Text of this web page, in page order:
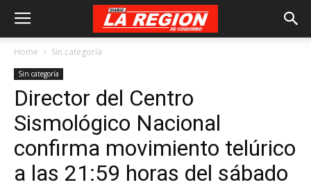
Home Sin categoría
Sin categoría
Director del Centro
Sismológico Nacional
confirma movimiento telúrico
a las 21:59 horas del sábado